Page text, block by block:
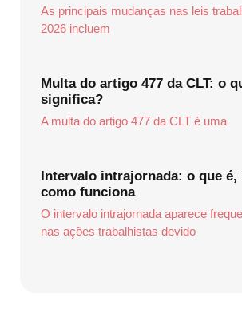
As principais mudanças nas leis
2026 incluem
Multa do artigo 477 da CLT: o
significa?
A multa do artigo 477 da CLT é uma
Intervalo intrajornada: o que é,
como funciona
O intervalo intrajornada aparece
nas ações trabalhistas devido